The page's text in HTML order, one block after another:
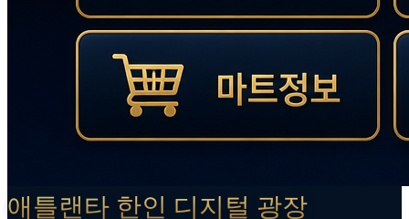
애틀랜타 한인 디지털 광장